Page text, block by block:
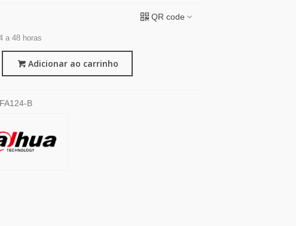
a 48 horas
QR code
Adicionar ao carrinho
B